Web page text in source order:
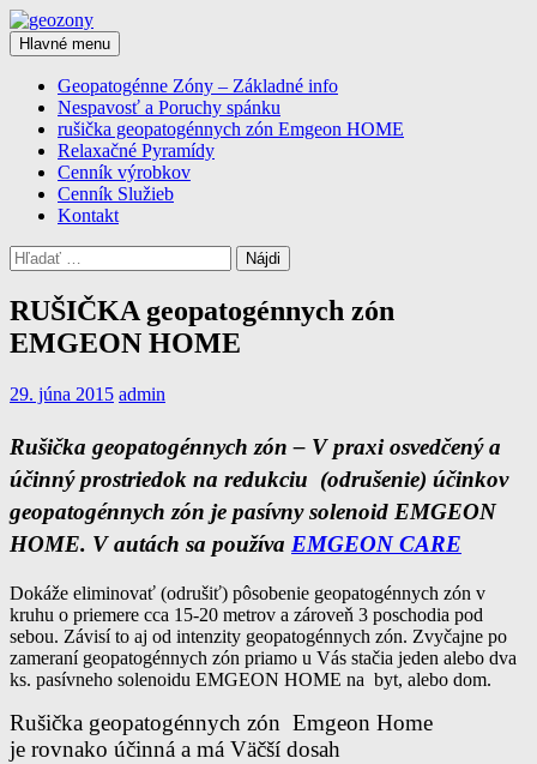
Preskočiť
na
obsahgeozony
Hľadať
Hlavné menu
Geopatogénne Zóny – Základné info
Nespavosť a Poruchy spánku
rušička geopatogénnych zón Emgeon HOME
Relaxačné Pyramídy
Cenník výrobkov
Cenník Služieb
Kontakt
Hľadať:
RUŠIČKA geopatogénnych zón
EMGEON HOME
29. júna 2015 admin
Rušička geopatogénnych zón – V praxi osvedčený a
účinný prostriedok na redukciu (odrušenie) účinkov
geopatogénnych zón je pasívny solenoid EMGEON
HOME. V autách sa používa EMGEON CARE
Dokáže eliminovať (odrušiť) pôsobenie geopatogénnych zón v
kruhu o priemere cca 15-20 metrov a zároveň 3 poschodia pod
sebou. Závisí to aj od intenzity geopatogénnych zón. Zvyčajne po
zameraní geopatogénnych zón priamo u Vás stačia jeden alebo dva
ks. pasívneho solenoidu EMGEON HOME na byt, alebo dom.
Rušička geopatogénnych zón Emgeon Home
je rovnako účinná a má Väčší dosah